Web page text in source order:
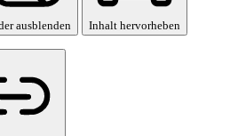
ausblenden Inhalt hervorheben